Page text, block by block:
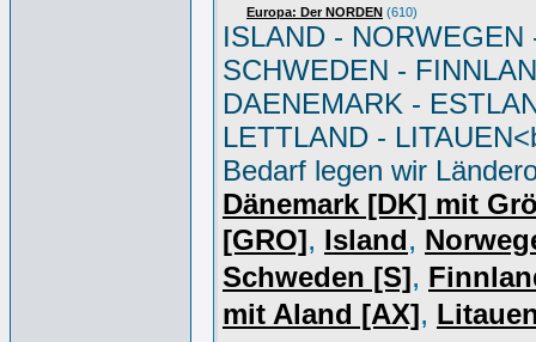
Europa: Der NORDEN (610)
ISLAND - NORWEGEN
SCHWEDEN -
DAENEMARK -
LETTLAND -
Bedarf legen wir
Dänemark [DK] mit
[GRO], Island,
Schweden [S],
mit Aland [AX],